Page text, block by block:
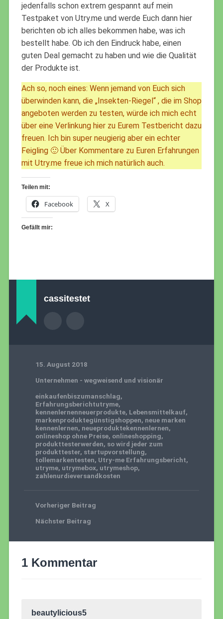
jedenfalls schon extrem gespannt auf mein
Testpaket von Utry.me und werde Euch dann hier
berichten ob ich alles bekommen habe, was ich
bestellt habe. Ob ich den Eindruck habe, einen
guten Deal gemacht zu haben und wie die Qualität
der Produkte ist.
Ach so, noch eines: Wenn jemand von Euch sich
überwinden kann, die „Insekten-Riegel“ , die im Shop
angeboten werden zu testen, würde ich mich echt
über eine Verlinkung hier zu Eurem Testbericht dazu
freuen. Ich bin super neugierig aber ein echter
Feigling 🙂 Über Kommentare zu Euren Erfahrungen
mit Utry.me freue ich mich natürlich auch.
Teilen mit:
Facebook X
Gefällt mir:
cassitestet
15. August 2018
Unternehmen - wegweisend und visionär
einkaufenbiszumanschlag,
Erfahrungsberichtutryme,
kennenlernenneuerprodukte, Lebensmittelkauf,
markenproduktegünstigshoppen, neue marken
kennenlernen, neueproduktekennenlernen,
onlineshop ohne Preise, onlineshopping,
produkttesterwerden, so wird jeder zum
produkttester, startupvorstellung,
tollemarkentesten, Utry-me Erfahrungsbericht,
utryme, utrymebox, utrymeshop,
zahlenurdieversandkosten
Vorheriger Beitrag
Nächster Beitrag
1 Kommentar
beautylicious5